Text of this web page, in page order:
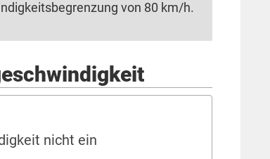
von 80 km/h.
nicht ein